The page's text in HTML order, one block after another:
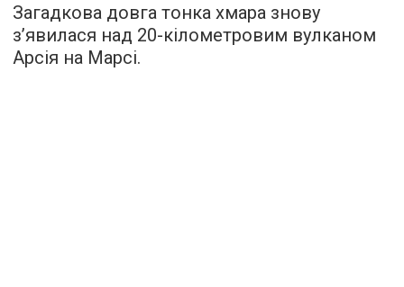
Загадкова довга тонка хмара знову
з’явилася над 20-кілометровим вулканом
Арсія на Марсі.